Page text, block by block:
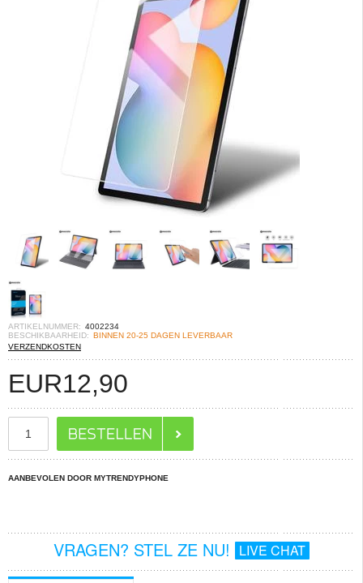
ARTIKELNUMMER: 4002234
BESCHIKBAARHEID: BINNEN 20-25 DAGEN LEVERBAAR
VERZENDKOSTEN
EUR12,90
AANBEVOLEN DOOR MYTRENDYPHONE
VRAGEN? STEL ZE NU! LIVE CHAT